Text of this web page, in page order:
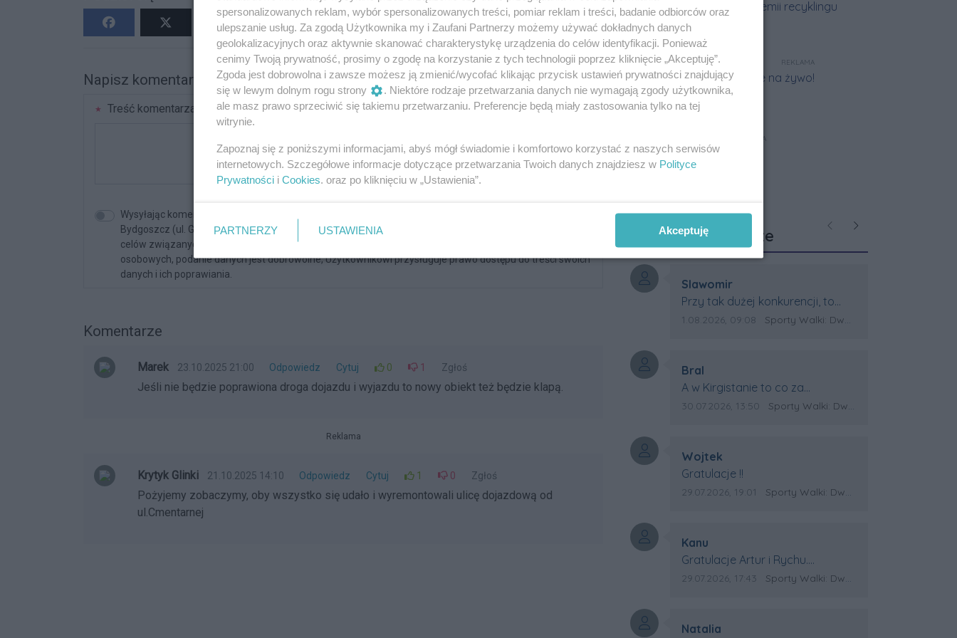
5
Napisz komentarz
Treść komentarza Podpis
Wysyłając komentarz akceptujesz regulamin serwisu BYDGOSZCZ.COM. MPI.PL z siedzibą w mieście
Bydgoszcz (ul. Glinki 32/E2, 85-174 Bydgoszcz) jest administratorem twoich danych osobowych dla
celów związanych z korzystaniem z serwisu. Zgodnie z art. 24 ust. 1 pkt 3 i 4 ustawy o ochronie danych
osobowych, podanie danych jest dobrowolne, Użytkownikowi przysługuje prawo dostępu do treści swoich
danych i ich poprawiania.
Komentarze
Marek 23.10.2025 21:00 Odpowiedz Cytuj 0 1 Zgłoś
Jeśli nie będzie poprawiona droga dojazdu i wyjazdu to nowy obiekt też będzie klapą.
Reklama
Krytyk Glinki 21.10.2025 14:10 Odpowiedz Cytuj 1 0 Zgłoś
Pożyjemy zobaczymy, oby wszystko się udało i wyremontowali ulicę dojazdową od
ul.Cmentarnej
REKLAMA
REKLAMA
Ostatnie
komentarze
PoprzednieNastępne
Autor komentarza:
Slawomir
Treść komentarza:
Przy tak dużej konkurencji, to
wielki sukces Artura. Gratulacje !
Data dodania komentarza:
1.08.2026, 09:08 Źródło komentarza:
Sporty Walki: Dwa medale za oceanem
Autor komentarza:
Bral
Treść komentarza:
A w Kirgistanie to co za
Mistrzostwa Swiata?
Data dodania komentarza:
30.07.2026, 13:50 Źródło komentarza:
Sporty Walki: Dwa medale za oceanem
Autor komentarza:
Wojtek
Treść komentarza:
Gratulacje !!
Data dodania komentarza:
29.07.2026, 19:01 Źródło komentarza:
Sporty Walki: Dwa medale za oceanem
Autor komentarza:
Kanu
Treść komentarza:
Gratulacje Artur i Rychu.
Powodzenia dla Kirgistanu.
Data dodania komentarza:
29.07.2026, 17:43 Źródło komentarza:
Sporty Walki: Dwa medale za oceanem
Autor komentarza:
Natalia
spersonalizowanych reklam, wybór spersonalizowanych treści, pomiar reklam i treści, badanie odbiorców oraz
ulepszanie usług. Za zgodą Użytkownika my i Zaufani Partnerzy możemy używać dokładnych danych
geolokalizacyjnych oraz aktywnie skanować charakterystykę urządzenia do celów identyfikacji. Ponieważ
cenimy Twoją prywatność, prosimy o zgodę na korzystanie z tych technologii poprzez kliknięcie „Akceptuję”.
Zgoda jest dobrowolna i zawsze możesz ją zmienić/wycofać klikając przycisk ustawień prywatności znajdujący
się w lewym dolnym rogu strony
. Niektóre rodzaje przetwarzania danych nie wymagają zgody użytkownika,
ale masz prawo sprzeciwić się takiemu przetwarzaniu. Preferencje będą miały zastosowania tylko na tej
witrynie.
Zapoznaj się z poniższymi informacjami, abyś mógł świadomie i komfortowo korzystać z naszych serwisów
internetowych. Szczegółowe informacje dotyczące przetwarzania Twoich danych znajdziesz w Polityce
Prywatności i Cookies. oraz po kliknięciu w „Ustawienia”.
PARTNERZY USTAWIENIA Akceptuję